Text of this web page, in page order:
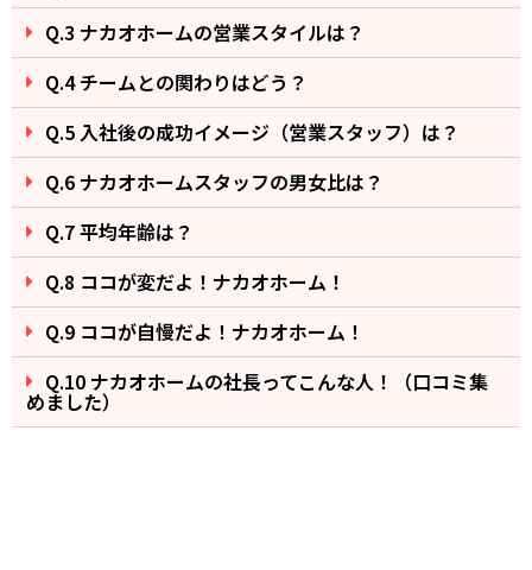
Q.3 ナカオホームの営業スタイルは？
Q.4 チームとの関わりはどう？
Q.5 入社後の成功イメージ（営業スタッフ）は？
Q.6 ナカオホームスタッフの男女比は？
Q.7 平均年齢は？
Q.8 ココが変だよ！ナカオホーム！
Q.9 ココが自慢だよ！ナカオホーム！
Q.10 ナカオホームの社長ってこんな人！（口コミ集
めました）